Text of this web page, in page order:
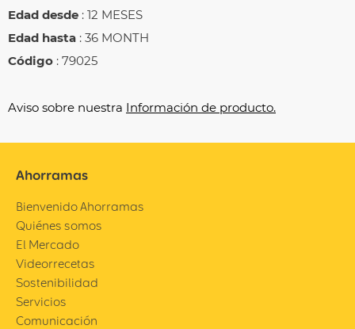
Edad desde : 12 MESES
Edad hasta : 36 MONTH
Código : 79025
Aviso sobre nuestra Información de producto.
Ahorramas
Bienvenido Ahorramas
Quiénes somos
El Mercado
Videorrecetas
Sostenibilidad
Servicios
Comunicación